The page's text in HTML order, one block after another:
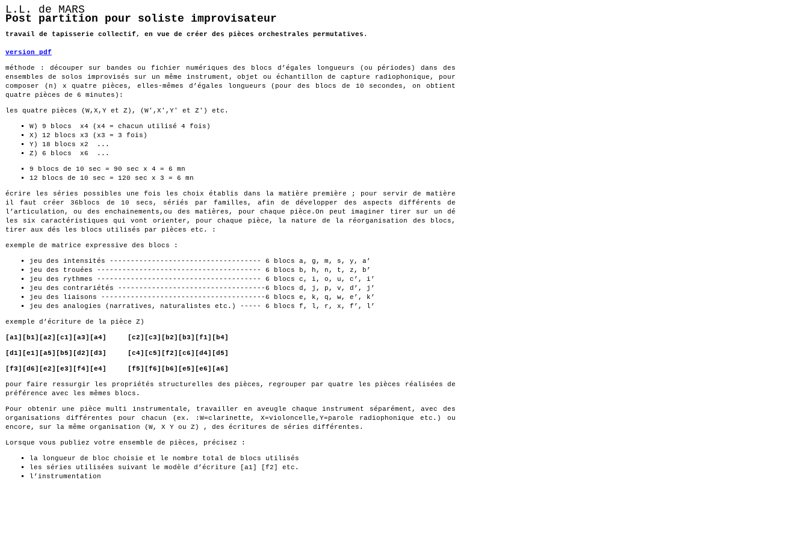
L.L. de MARS
Post partition pour soliste improvisateur
travail de tapisserie collectif, en vue de créer des pièces orchestrales permutatives .
version pdf
méthode : découper sur bandes ou fichier numériques des blocs d’égales longueurs (ou périodes) dans des
ensembles de solos improvisés sur un même instrument, objet ou échantillon de capture radiophonique, pour
composer (n) x quatre pièces, elles-mêmes d’égales longueurs (pour des blocs de 10 secondes, on obtient
quatre pièces de 6 minutes):
les quatre pièces (W,X,Y et Z), (W',X',Y' et Z') etc.
W) 9 blocs x4 (x4 = chacun utilisé 4 fois)
X) 12 blocs x3 (x3 = 3 fois)
Y) 18 blocs x2 ...
Z) 6 blocs x6 ...
9 blocs de 10 sec = 90 sec x 4 = 6 mn
12 blocs de 10 sec = 120 sec x 3 = 6 mn
écrire les séries possibles une fois les choix établis dans la matière première ; pour servir de matière
il faut créer 36blocs de 10 secs, sériés par familles, afin de développer des aspects différents de
l’articulation, ou des enchainements,ou des matières, pour chaque pièce.On peut imaginer tirer sur un dé
les six caractéristiques qui vont orienter, pour chaque pièce, la nature de la réorganisation des blocs,
tirer aux dés les blocs utilisés par pièces etc. :
exemple de matrice expressive des blocs :
jeu des intensités ------------------------------------ 6 blocs a, g, m, s, y, a’
jeu des trouées --------------------------------------- 6 blocs b, h, n, t, z, b’
jeu des rythmes --------------------------------------- 6 blocs c, i, o, u, c’, i’
jeu des contrariétés -----------------------------------6 blocs d, j, p, v, d’, j’
jeu des liaisons ---------------------------------------6 blocs e, k, q, w, e’, k’
jeu des analogies (narratives, naturalistes etc.) ----- 6 blocs f, l, r, x, f’, l’
exemple d’écriture de la pièce Z)
[a1][b1][a2][c1][a3][a4] [c2][c3][b2][b3][f1][b4]
[d1][e1][a5][b5][d2][d3] [c4][c5][f2][c6][d4][d5]
[f3][d6][e2][e3][f4][e4] [f5][f6][b6][e5][e6][a6]
pour faire ressurgir les propriétés structurelles des pièces, regrouper par quatre les pièces réalisées de
préférence avec les mêmes blocs.
Pour obtenir une pièce multi instrumentale, travailler en aveugle chaque instrument séparément, avec des
organisations différentes pour chacun (ex. :W=clarinette, X=violoncelle,Y=parole radiophonique etc.) ou
encore, sur la même organisation (W, X Y ou Z) , des écritures de séries différentes.
Lorsque vous publiez votre ensemble de pièces, précisez :
la longueur de bloc choisie et le nombre total de blocs utilisés
les séries utilisées suivant le modèle d’écriture [a1] [f2] etc.
l’instrumentation